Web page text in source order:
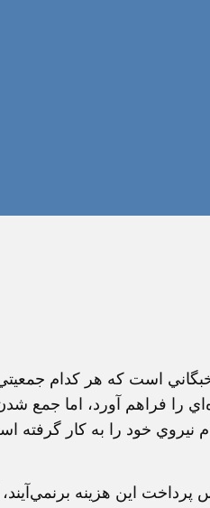
است كه هر كدام
را فراهم آورد، اما جمع
نيروي خود را به كار گرفته
پرداخت اين هزينه